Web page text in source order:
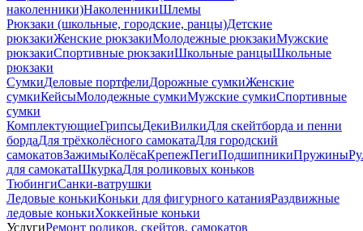
наколенники)НаколенникиШлемы
Рюкзаки (школьные, городские, ранцы)Детские
рюкзакиЖенские рюкзакиМолодежные рюкзакиМужские
рюкзакиСпортивные рюкзакиШкольные ранцыШкольные
рюкзаки
СумкиДеловые портфелиДорожные сумкиЖенские
сумкиКейсыМолодежные сумкиМужские сумкиСпортивные
сумки
КомплектующиеГрипсыДекиВилкиДля скейтборда и пенни
бордаДля трёхколёсного самокатаДля городский
самокатовЗажимыКолёсаКрепежПегиПодшипникиПружины
для самокатаШкуркаДля роликовых коньков
ТюбингиСанки-ватрушки
Ледовые конькиКоньки для фигурного катанияРаздвижные
ледовые конькиХоккейные коньки
УслугиРемонт роликов, скейтов, самокатов